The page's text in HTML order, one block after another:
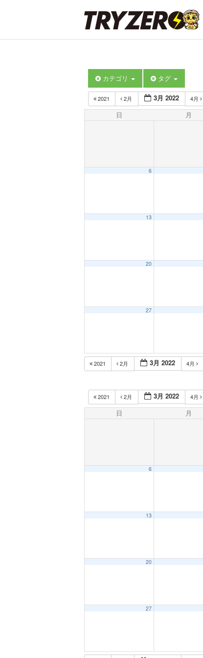
カテゴリ タグ
2021 2月 3月 2022 4月
日 月
6
13
20
27
2021 2月 3月 2022 4月
2021 2月 3月 2022 4月
日 月
6
13
20
27